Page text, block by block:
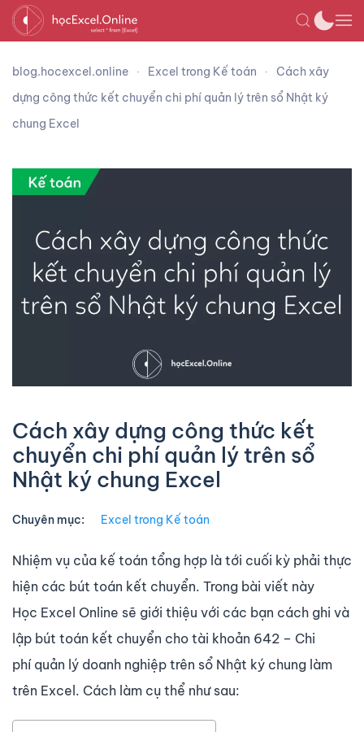
blog.hocexcel.online Excel trong Kế toán
Cách xây
dựng công thức kết chuyển chi phí quản lý trên sổ Nhật ký
chung Excel
Cách xây dựng công thức kết
chuyển chi phí quản lý trên sổ
Nhật ký chung Excel
Chuyên mục: Excel trong Kế toán
Nhiệm vụ của kế toán tổng hợp là tới cuối kỳ phải thực
hiện các bút toán kết chuyển. Trong bài viết này
Học Excel Online sẽ giới thiệu với các bạn cách ghi và
lập bút toán kết chuyển cho tài khoản 642 – Chi
phí quản lý doanh nghiệp trên sổ Nhật ký chung làm
trên Excel. Cách làm cụ thể như sau: